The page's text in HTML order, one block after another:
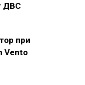
ДВС
при
Vento